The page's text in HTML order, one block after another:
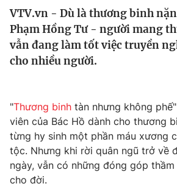
Y tế
Thế giới
Thế giới đó đây
Câu chuyện quốc tế
Tài chính
Thị trường
Góc doanh nghiệp
Dữ liệu và đời sống
Truyền hình
Giáo dục
VTV.vn - Dù là thương binh
Phạm Hồng Tư - người mang
vẫn đang làm tốt việc truyền
cho nhiều người.
"Thương binh tàn nhưng không
viên của Bác Hồ dành cho thương
từng hy sinh một phần máu xương
tộc. Nhưng khi rời quân ngũ trở về
ngày, vẫn có những đóng góp
cho đời.